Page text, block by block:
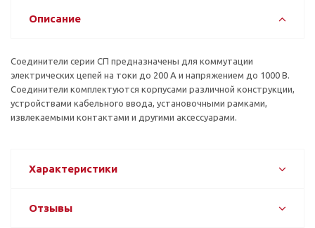
Описание
Соединители серии СП предназначены для коммутации
электрических цепей на токи до 200 А и напряжением до 1000 В.
Соединители комплектуются корпусами различной конструкции,
устройствами кабельного ввода, установочными рамками,
извлекаемыми контактами и другими аксессуарами.
Характеристики
Отзывы